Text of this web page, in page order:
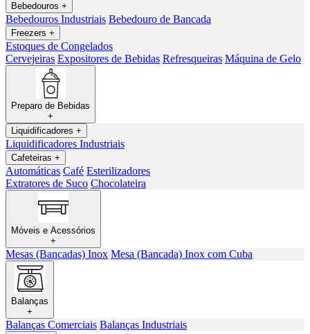
Bebedouros +
Bebedouros Industriais Bebedouro de Bancada
Freezers +
Estoques de Congelados
Cervejeiras Expositores de Bebidas Refresqueiras Máquina de Gelo
Preparo de Bebidas
+
Liquidificadores +
Liquidificadores Industriais
Cafeteiras +
Automáticas Café Esterilizadores
Extratores de Suco Chocolateira
Móveis e Acessórios
+
Mesas (Bancadas) Inox Mesa (Bancada) Inox com Cuba
Balanças
+
Balanças Comerciais Balanças Industriais